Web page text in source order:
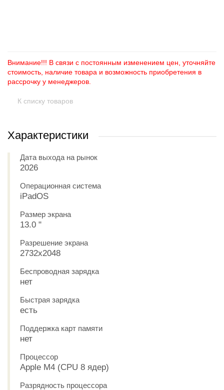
Внимание!!! В связи с постоянным изменением цен, уточняйте
стоимость, наличие товара и возможность приобретения в
рассрочку у менеджеров.
К списку товаров
Характеристики
Дата выхода на рынок
2026
Операционная система
iPadOS
Размер экрана
13.0 "
Разрешение экрана
2732x2048
Беспроводная зарядка
нет
Быстрая зарядка
есть
Поддержка карт памяти
нет
Процессор
Apple M4 (CPU 8 ядер)
Разрядность процессора